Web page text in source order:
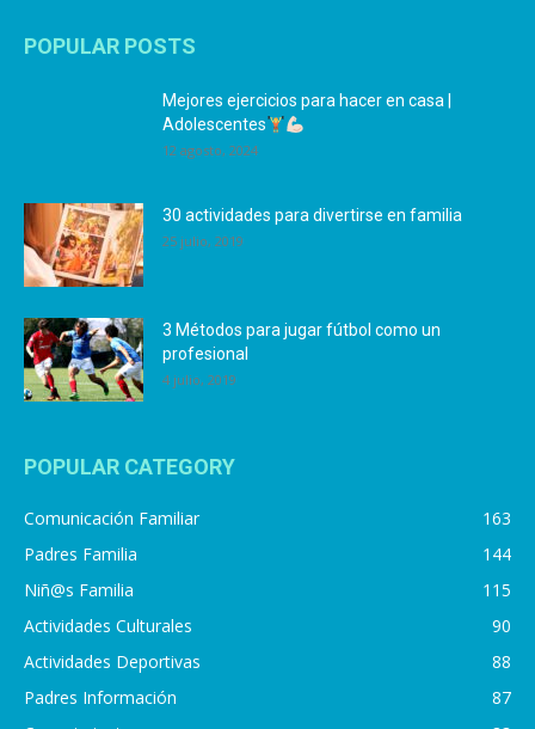
POPULAR POSTS
Mejores ejercicios para hacer en casa |
Adolescentes
12 agosto, 2024
30 actividades para divertirse en familia
25 julio, 2019
3 Métodos para jugar fútbol como un
profesional
4 julio, 2019
POPULAR CATEGORY
Comunicación Familiar
163
Padres Familia
144
Niñ@s Familia
115
Actividades Culturales
90
Actividades Deportivas
88
Padres Información
87